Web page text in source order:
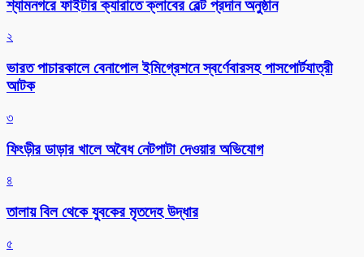
শ্যামনগরে ফাইটার ক্যারাতে ক্লাবের বেল্ট প্রদান অনুষ্ঠান
২
ভারত পাচারকালে বেনাপোল ইমিগ্রেশনে স্বর্ণেবারসহ পাসপোর্টযাত্রী
আটক
৩
ফিংড়ীর ডাড়ার খালে অবৈধ নেটপাটা দেওয়ার অভিযোগ
৪
তালায় বিল থেকে যুবকের মৃতদেহ উদ্ধার
৫